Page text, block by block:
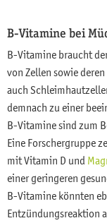
B-Vitamine bei
B-Vitamine braucht
von Zellen sowie
auch
demnach zu einer
B-Vitamine sind zum
Eine Forschergruppe
mit Vitamin D und
einer geringeren
B-Vitamine könnten
Entzündungsreaktion